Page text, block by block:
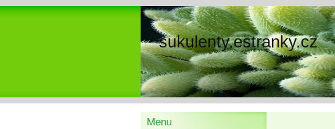
sukulenty.estranky.cz
Menu